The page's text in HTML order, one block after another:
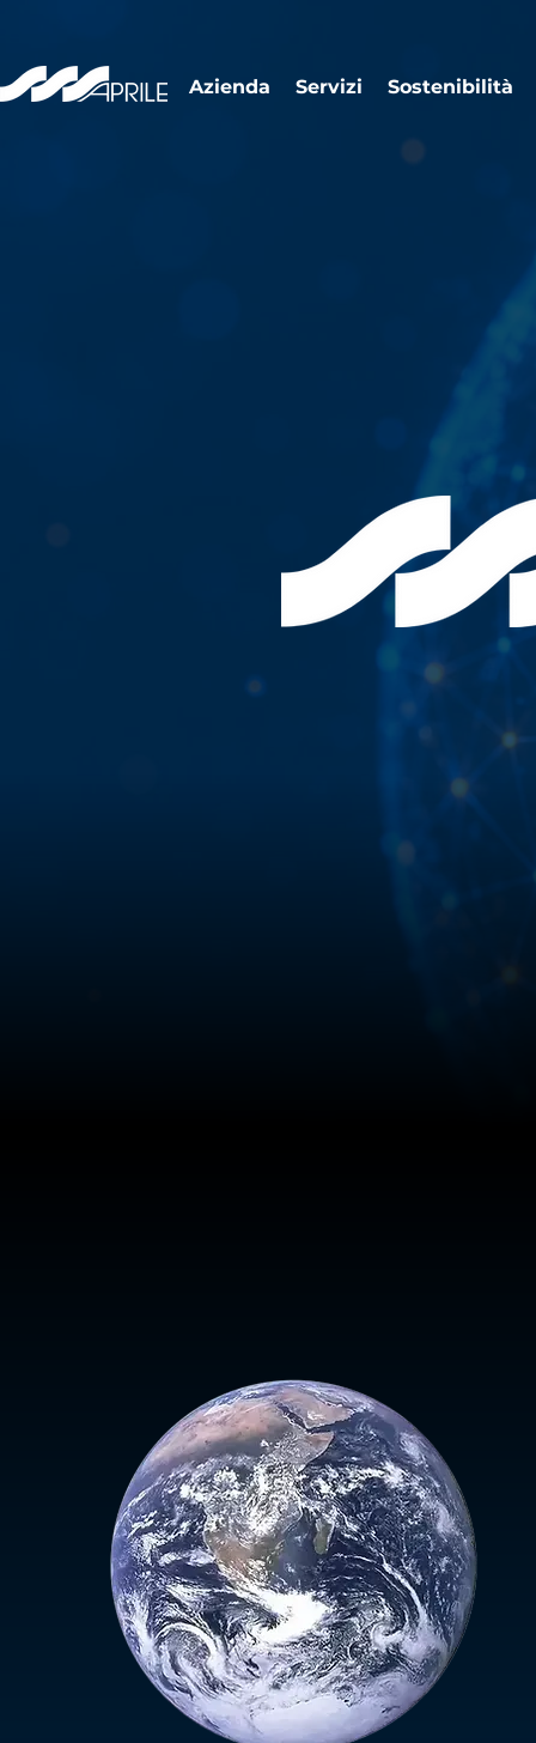
Azienda Servizi Sostenibilità